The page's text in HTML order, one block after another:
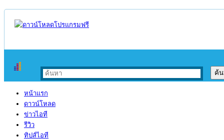
หน้าแรก
ดาวน์โหลด
ข่าวไอที
รีวิว
ทิปส์ไอที